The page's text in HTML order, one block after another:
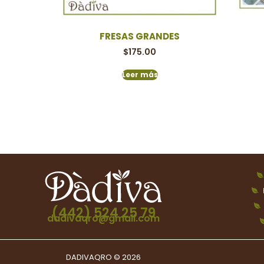
FRESAS GRANDES
$175.00
Leer más
(442) 524 25 79
dadivaqro@gmail.com
DADIVAQRO © 2026